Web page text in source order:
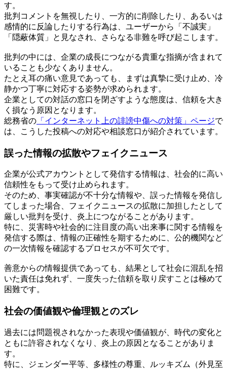
す。
批判コメントを無視したり、一方的に削除したり、あるいは
感情的に反論したりする行為は、ユーザーから「不誠実」
「隠蔽体質」と見なされ、さらなる非難を呼び起こします。
批判の中には、企業の成長につながる貴重な指摘が含まれて
いることも少なくありません。
たとえ耳の痛い意見であっても、まずは真摯に受け止め、冷
静かつ丁寧に対応する姿勢が求められます。
企業としての対話の窓口を閉ざすような態度は、信頼を大き
く損なう原因となります。
総務省の 「インターネット上の誹謗中傷への対策」ページで
は、こうした投稿への対応や相談窓口が紹介されています。
誤った情報の拡散やフェイクニュース
企業が公式アカウントとして発信する情報は、社会的に高い
信頼性をもって受け止められます。
そのため、事実確認が不十分な情報や、誤った情報を発信し
てしまった場合、フェイクニュースの拡散に加担したとして
厳しい批判を受け、炎上につながることがあります。
特に、災害時や社会的に注目度の高い出来事に関する情報を
発信する際は、情報の正確性を期するために、公的機関など
の一次情報を確認するプロセスが不可欠です。
善意からの情報提供であっても、結果として社会に混乱を招
いた責任は免れず、一度失った信頼を取り戻すことは極めて
困難です。
社会の価値観や倫理観とのズレ
過去には問題視されなかった表現や価値観が、時代の変化と
ともに許容されなくなり、炎上の原因となることがありま
す。
特に、ジェンダー平等、多様性の尊重、ルッキズム（外見至